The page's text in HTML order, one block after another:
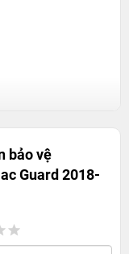
bảo vệ
Guard 2018-